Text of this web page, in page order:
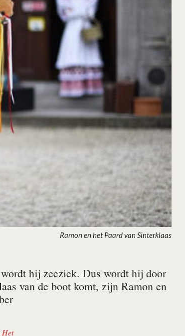
Ramon en het Paard van Sinterklaas
hij zeeziek. Dus wordt hij door
van de boot komt, zijn Ramon en
Het